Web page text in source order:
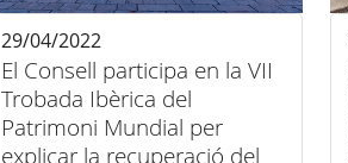
El Consell participa en la VII
Trobada Ibèrica del
Patrimoni Mundial per
explicar la recuperació del
29/04/2022